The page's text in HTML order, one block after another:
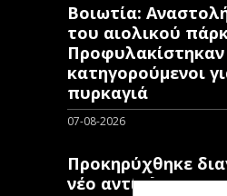
Βοιωτία:
του αιολικού
Προφυλακίστηκαν
κατηγορούμενοι
πυρκαγιά
07-08-2026
Προκηρύχθηκε
νέo